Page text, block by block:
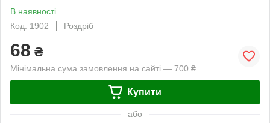
В наявності
Код: 1902
Роздріб
68 ₴
Мінімальна сума замовлення на сайті — 700 ₴
Купити
або